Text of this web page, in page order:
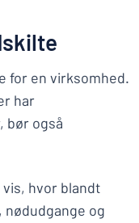
for en virksomhed.
har
bør også
hvor blandt
og